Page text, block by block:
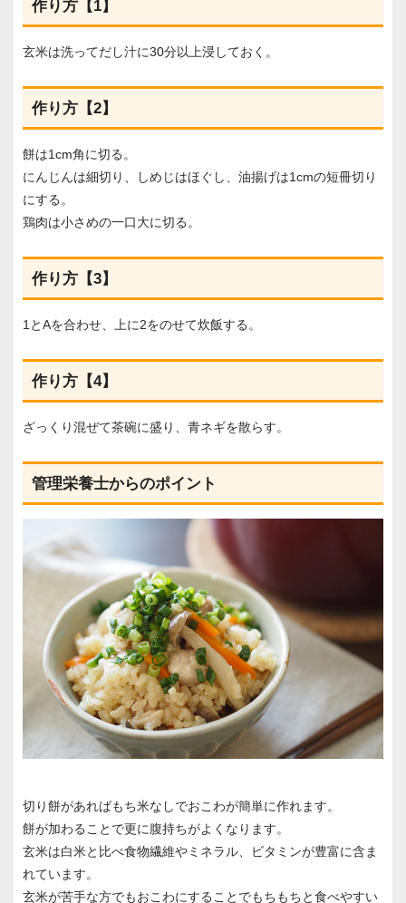
作り方【1】
玄米は洗ってだし汁に30分以上浸しておく。
作り方【2】
餅は1cm角に切る。
にんじんは細切り、しめじはほぐし、油揚げは1cmの短冊切り
にする。
鶏肉は小さめの一口大に切る。
作り方【3】
1とAを合わせ、上に2をのせて炊飯する。
作り方【4】
ざっくり混ぜて茶碗に盛り、青ネギを散らす。
管理栄養士からのポイント
切り餅があればもち米なしでおこわが簡単に作れます。
餅が加わることで更に腹持ちがよくなります。
玄米は白米と比べ食物繊維やミネラル、ビタミンが豊富に含ま
れています。
玄米が苦手な方でもおこわにすることでもちもちと食べやすい